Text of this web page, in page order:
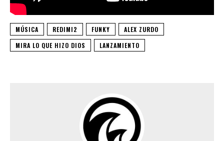
MÚSICA REDIMI2 FUNKY
ALEX ZURDO
MIRA LO QUE HIZO DIOS
LANZAMIENTO